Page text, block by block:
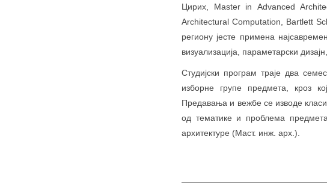
Цирих, Master in Advanced
Architectural Computation, Bartlett
региону јесте примена
визуализација, параметарски
Студијски програм траје два
изборне групе предмета, кроз
Предавања и вежбе се изводе
од тематике и проблема
архитектуре (Маст. инж. арх.).